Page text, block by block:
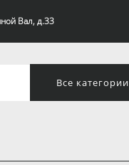
Вал, д.33
Все категории